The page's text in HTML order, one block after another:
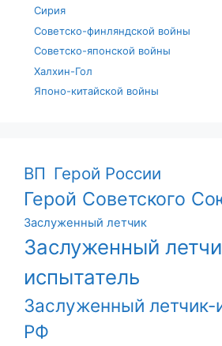
Сирия
Советско-финляндской войны
Советско-японской войны
Халхин-Гол
Японо-китайской войны
ВП Герой России
Герой Советского
Заслуженный летчик
Заслуженный
испытатель
Заслуженный летчик-
РФ